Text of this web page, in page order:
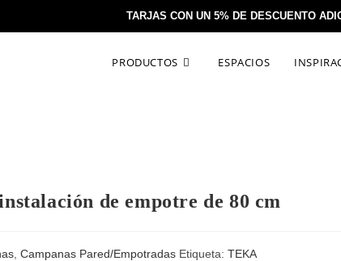
TARJAS CON UN 5% DE DESCUENTO
PRODUCTOS ESPACIOS
de empotre de 80 cm
Campanas Pared/Empotradas Etiqueta: TEKA